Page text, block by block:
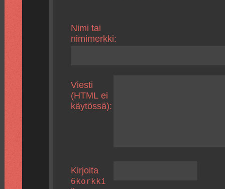
Nimi tai
nimimerkki:
Viesti
(HTML ei
käytössä):
Kirjoita
6korkki